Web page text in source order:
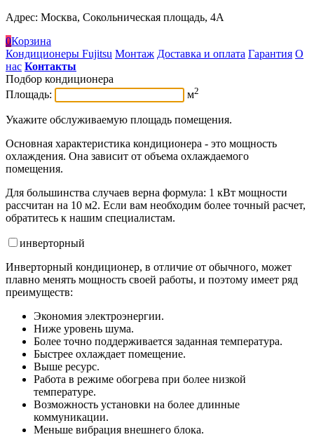
Адрес: Москва, Сокольническая площадь, 4А
0Корзина
Кондиционеры Fujitsu Монтаж Доставка и оплата Гарантия О
нас Контакты
Подбор кондиционера
Площадь:
м2
Укажите обслуживаемую площадь помещения.
Основная характеристика кондиционера - это мощность
охлаждения. Она зависит от объема охлаждаемого
помещения.
Для большинства случаев верна формула: 1 кВт мощности
рассчитан на 10 м2. Если вам необходим более точный расчет,
обратитесь к нашим специалистам.
инверторный
Инверторный кондиционер, в отличие от обычного, может
плавно менять мощность своей работы, и поэтому имеет ряд
преимуществ:
Экономия электроэнергии.
Ниже уровень шума.
Более точно поддерживается заданная температура.
Быстрее охлаждает помещение.
Выше ресурс.
Работа в режиме обогрева при более низкой
температуре.
Возможность установки на более длинные
коммуникации.
Меньше вибрация внешнего блока.